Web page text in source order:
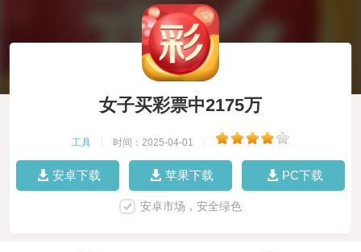
女子买彩票中2175万
工具 时间：2025-04-01
安卓下载 苹果下载 PC下载
安卓市场，安全绿色